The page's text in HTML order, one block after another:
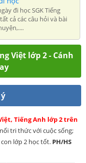
đi học SGK Tiếng
cả các câu hỏi và bài
Việt lớp 2 - Cánh
Tiếng Anh lớp 2 trên
tri thức với cuộc sống;
lớp 2 học tốt. PH/HS